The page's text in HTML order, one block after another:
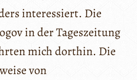
interessiert. Die
in der Tageszeitung
mich dorthin. Die
von